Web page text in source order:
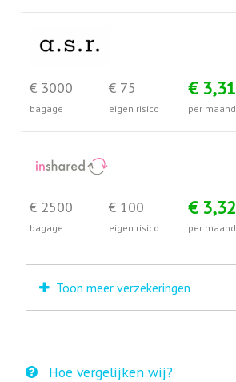
€ 3000
bagage
€ 75
eigen risico
€ 3,31
per maand
€ 2500
bagage
€ 100
eigen risico
€ 3,32
per maand
Toon meer verzekeringen
Hoe vergelijken wij?